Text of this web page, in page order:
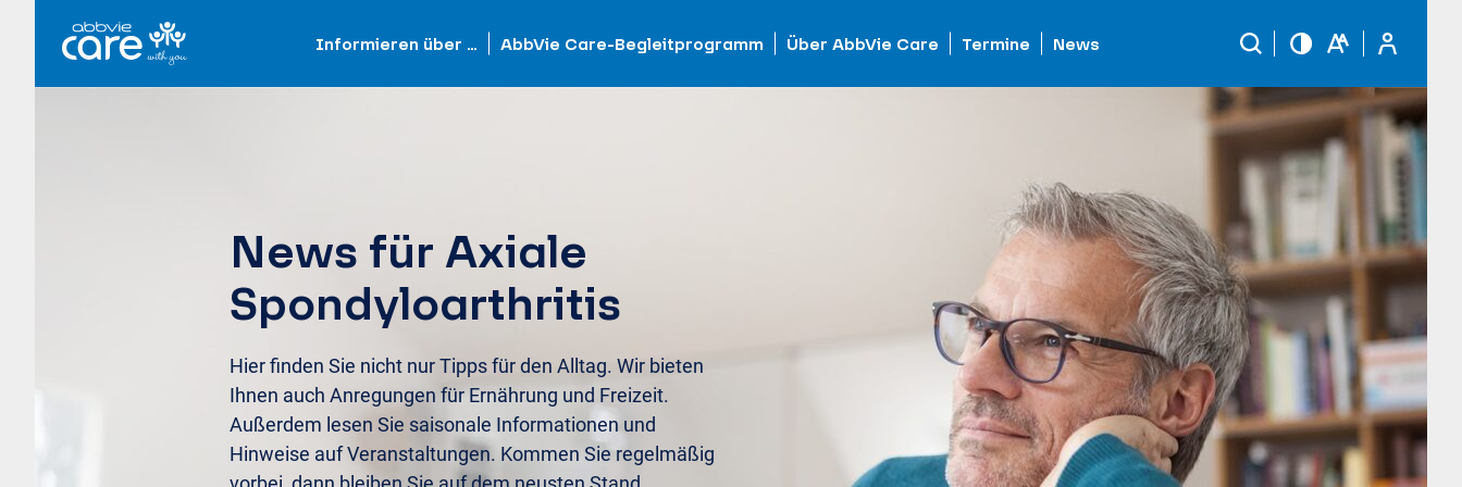
Informieren über … AbbVie Care-Begleitprogramm Über AbbVie Care Termine News
News für Axiale
Spondyloarthritis
Hier finden Sie nicht nur Tipps für den Alltag. Wir bieten
Ihnen auch Anregungen für Ernährung und Freizeit.
Außerdem lesen Sie saisonale Informationen und
Hinweise auf Veranstaltungen. Kommen Sie regelmäßig